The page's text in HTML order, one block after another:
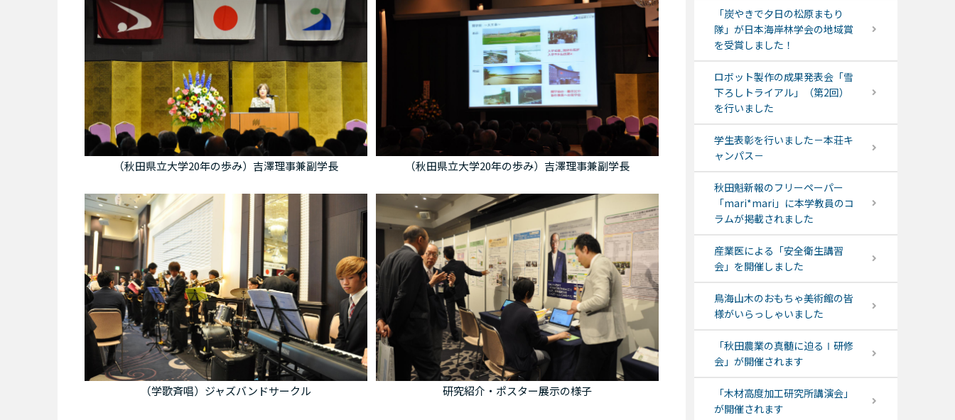
（秋田県立大学20年の歩み）吉澤理事兼副学長 （秋田県立大学20年の歩み）吉澤理事兼副学長
（学歌斉唱）ジャズバンドサークル 研究紹介・ポスター展示の様子
「炭やきで夕日の松原まもり
隊」が日本海岸林学会の地域賞
を受賞しました！
ロボット製作の成果発表会「雪
下ろしトライアル」（第2回）
を行いました
学生表彰を行いました－本荘キ
ャンパス－
秋田魁新報のフリーペーパー
「mari*mari」に本学教員のコ
ラムが掲載されました
産業医による「安全衛生講習
会」を開催しました
鳥海山木のおもちゃ美術館の皆
様がいらっしゃいました
「秋田農業の真髄に迫るⅠ研修
会」が開催されます
「木材高度加工研究所講演会」
が開催されます